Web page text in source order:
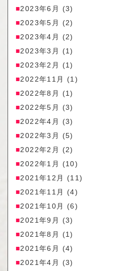
2023年6月
(3)
2023年5月
(2)
2023年4月
(2)
2023年3月
(1)
2023年2月
(1)
2022年11月
(1)
2022年8月
(1)
2022年5月
(3)
2022年4月
(3)
2022年3月
(5)
2022年2月
(2)
2022年1月
(10)
2021年12月
(11)
2021年11月
(4)
2021年10月
(6)
2021年9月
(3)
2021年8月
(1)
2021年6月
(4)
2021年4月
(3)